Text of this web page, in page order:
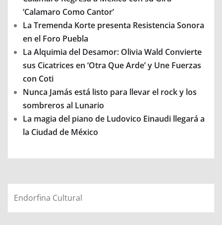
‘Calamaro Como Cantor’
La Tremenda Korte presenta Resistencia Sonora
en el Foro Puebla
La Alquimia del Desamor: Olivia Wald Convierte
sus Cicatrices en ‘Otra Que Arde’ y Une Fuerzas
con Coti
Nunca Jamás está listo para llevar el rock y los
sombreros al Lunario
La magia del piano de Ludovico Einaudi llegará a
la Ciudad de México
Endorfina Cultural